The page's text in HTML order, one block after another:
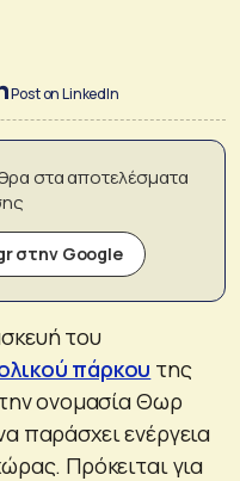
Post on LinkedIn
στα αποτελέσματα
στην Google
του
πάρκου της
ονομασία Θωρ
παράσχει ενέργεια
Πρόκειται για